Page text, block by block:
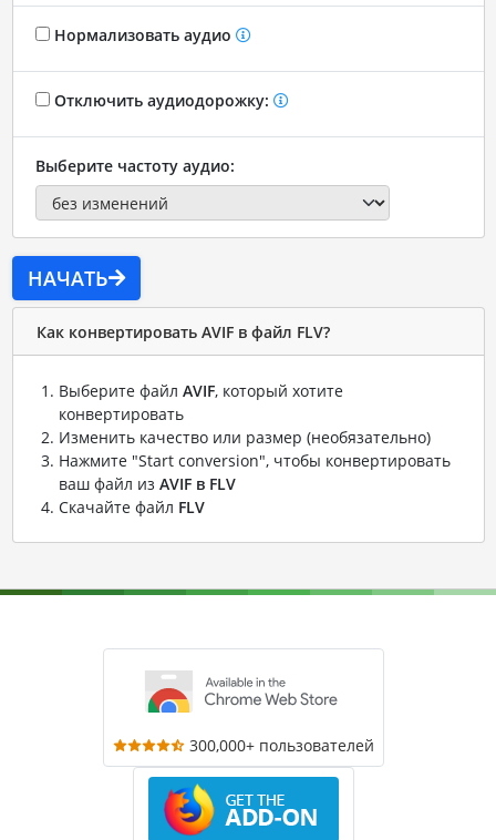
Нормализовать аудио
Отключить аудиодорожку:
Выберите частоту аудио:
НАЧАТЬ
Как конвертировать AVIF в файл FLV?
Выберите файл AVIF, который хотите
конвертировать
Изменить качество или размер (необязательно)
Нажмите "Start conversion", чтобы конвертировать
ваш файл из AVIF в FLV
Скачайте файл FLV
300,000+ пользователей